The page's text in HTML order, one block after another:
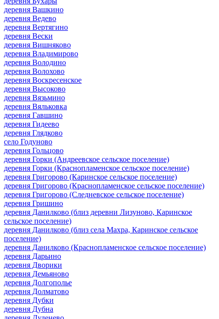
деревня Вашкино
деревня Ведево
деревня Вертягино
деревня Вески
деревня Вишняково
деревня Владимирово
деревня Володино
деревня Волохово
деревня Воскресенское
деревня Высоково
деревня Вязьмино
деревня Вяльковка
деревня Гавшино
деревня Гидеево
деревня Глядково
село Годуново
деревня Гольцово
деревня Горки (Андреевское сельское поселение)
деревня Горки (Краснопламенское сельское поселение)
деревня Григорово (Каринское сельское поселение)
деревня Григорово (Краснопламенское сельское поселение)
деревня Григорово (Следневское сельское поселение)
деревня Гришино
деревня Данилково (близ деревни Лизуново, Каринское
сельское поселение)
деревня Данилково (близ села Махра, Каринское сельское
поселение)
деревня Данилково (Краснопламенское сельское поселение)
деревня Дарьино
деревня Дворики
деревня Демьяново
деревня Долгополье
деревня Долматово
деревня Дубки
деревня Дубна